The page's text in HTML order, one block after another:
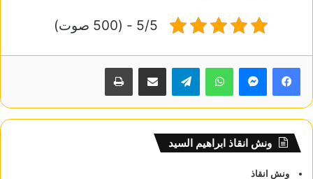
5/5 - (500 صوت)
واتساب
ونش انقاذ ابراهيم السيد
ونش انقاذ